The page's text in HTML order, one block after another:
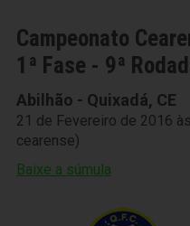
Campeonato
1ª Fase - 9ª
Abilhão - Quixadá, CE
21 de Fevereiro de 2016
cearense)
Baixe a súmula